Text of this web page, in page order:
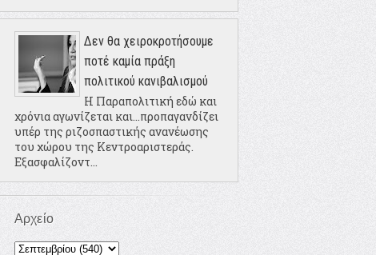
Δεν θα χειροκροτήσουμε
ποτέ καμία πράξη
πολιτικού κανιβαλισμού
Η Παραπολιτική εδώ και
χρόνια αγωνίζεται και...προπαγανδίζει
υπέρ της ριζοσπαστικής ανανέωσης
του χώρου της Κεντροαριστεράς.
Εξασφαλίζοντ...
Αρχείο